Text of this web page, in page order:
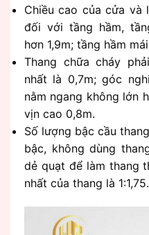
Chiều cao của cửa
đối với tầng hầm,
hơn 1,9m; tầng hầm
Thang chữa cháy
nhất là 0,7m; góc
nằm ngang không lớn
vịn cao 0,8m.
Số lượng bậc cầu
bậc, không dùng
dẻ quạt để làm thang
nhất của thang là 1:1,75.